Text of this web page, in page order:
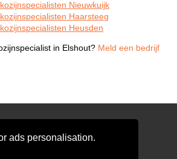
ads personalisation.
kozijnspecialisten Nieuwkuijk
kozijnspecialisten Haarsteeg
kozijnspecialisten Heusden
in Elshout? Meld een bedrijf